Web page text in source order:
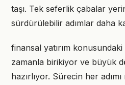
taşı. Tek seferlik çabalar
sürdürülebilir adımlar daha
finansal yatırım
zamanla birikiyor ve büyük
hazırlıyor. Sürecin her